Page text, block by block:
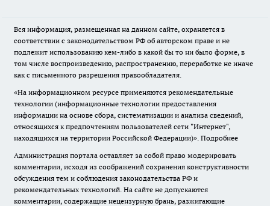
Вся информация, размещенная на данном сайте, охраняется в
соответствии с законодательством РФ об авторском праве и не
подлежит использованию кем-либо в какой бы то ни было форме, в
том числе воспроизведению, распространению, переработке не иначе
как с письменного разрешения правообладателя.
«На информационном ресурсе применяются рекомендательные
технологии (информационные технологии предоставления
информации на основе сбора, систематизации и анализа сведений,
относящихся к предпочтениям пользователей сети "Интернет",
находящихся на территории Российской Федерации)». Подробнее
Администрация портала оставляет за собой право модерировать
комментарии, исходя из соображений сохранения конструктивности
обсуждения тем и соблюдения законодательства РФ и
рекомендательных технологий. На сайте не допускаются
комментарии, содержащие нецензурную брань, разжигающие